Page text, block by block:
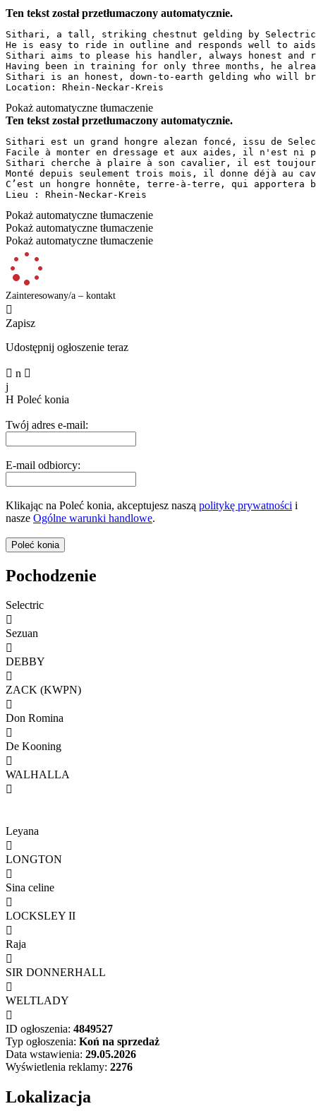
Ten tekst został przetłumaczony automatycznie.
Sithari, a tall, striking chestnut gelding by Selectric
He is easy to ride in outline and responds well to
Sithari aims to please his handler, always honest
Having been in training for only three months, he
Sithari is an honest, down-to-earth gelding who will
Location: Rhein-Neckar-Kreis
Pokaż automatyczne tłumaczenie
Ten tekst został przetłumaczony automatycznie.
Sithari est un grand hongre alezan foncé, issu de
Facile à monter en dressage et aux aides, il n'est ni
Sithari cherche à plaire à son cavalier, il est
Monté depuis seulement trois mois, il donne déjà au
C’est un hongre honnête, terre-à-terre, qui
Lieu : Rhein-Neckar-Kreis
Pokaż automatyczne tłumaczenie
Pokaż automatyczne tłumaczenie
Pokaż automatyczne tłumaczenie
Zainteresowany/a – kontakt

Zapisz
Udostępnij ogłoszenie teraz
 n 
j
H Poleć konia
Twój adres e-mail:
E-mail odbiorcy:
Klikając na Poleć konia, akceptujesz naszą politykę prywatności i
nasze Ogólne warunki handlowe.
Pochodzenie
Selectric

Sezuan

DEBBY

ZACK (KWPN)

Don Romina

De Kooning

WALHALLA

Leyana

LONGTON

Sina celine

LOCKSLEY II

Raja

SIR DONNERHALL

WELTLADY

ID ogłoszenia: 4849527
Typ ogłoszenia: Koń na sprzedaż
Data wstawienia: 29.05.2026
Wyświetlenia reklamy: 2276
Lokalizacja